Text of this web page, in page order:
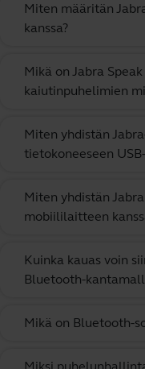
Miten määritän
kanssa?
Mikä on Jabra
kaiutinpuhelimien
Miten yhdistän
tietokoneeseen
Miten yhdistän
mobiililaitteen
Kuinka kauas voin
Bluetooth-
Mikä on Bluetooth-